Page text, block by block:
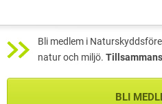
Bli medlem i
natur och miljö.
BLI